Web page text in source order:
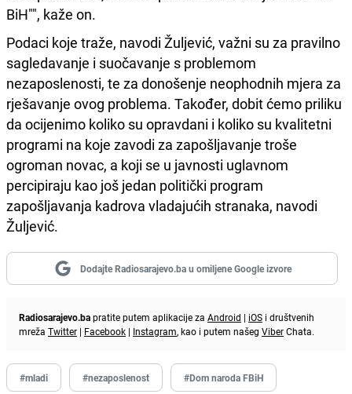
BiH"", kaže on.
Podaci koje traže, navodi Žuljević, važni su za pravilno
sagledavanje i suočavanje s problemom
nezaposlenosti, te za donošenje neophodnih mjera za
rješavanje ovog problema. Također, dobit ćemo priliku
da ocijenimo koliko su opravdani i koliko su kvalitetni
programi na koje zavodi za zapošljavanje troše
ogroman novac, a koji se u javnosti uglavnom
percipiraju kao još jedan politički program
zapošljavanja kadrova vladajućih stranaka, navodi
Žuljević.
Dodajte Radiosarajevo.ba u omiljene Google izvore
Radiosarajevo.bapratite putem aplikacije za Android | iOS i društvenih
mreža Twitter | Facebook | Instagram, kao i putem našeg ViberChata.
#mladi #nezaposlenost #Dom naroda FBiH